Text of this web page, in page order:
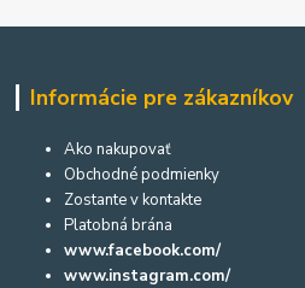
Informácie pre zákazníkov
Ako nakupovať
Obchodné podmienky
Zostante v kontakte
Platobná brána
www.facebook.com/
www.instagram.com/